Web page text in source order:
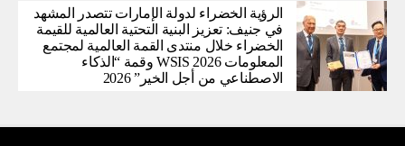
الرؤية الخضراء لدولة الإمارات تتصدر المشهد
في جنيف: تعزيز البنية التحتية العالمية للقيمة
الخضراء خلال منتدى القمة العالمية لمجتمع
المعلومات WSIS 2026 وقمة “الذكاء
الاصطناعي من أجل الخير” 2026